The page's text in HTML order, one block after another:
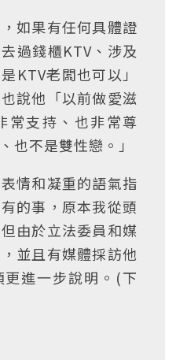
如果有任何具體證
過錢櫃KTV、涉及
KTV老闆也可以」
說他「以前做愛滋
常支持、也非常尊
也不是雙性戀。」
情和凝重的語氣指
的事，原本我從頭
由於立法委員和媒
並且有媒體採訪他
進一步說明。(下